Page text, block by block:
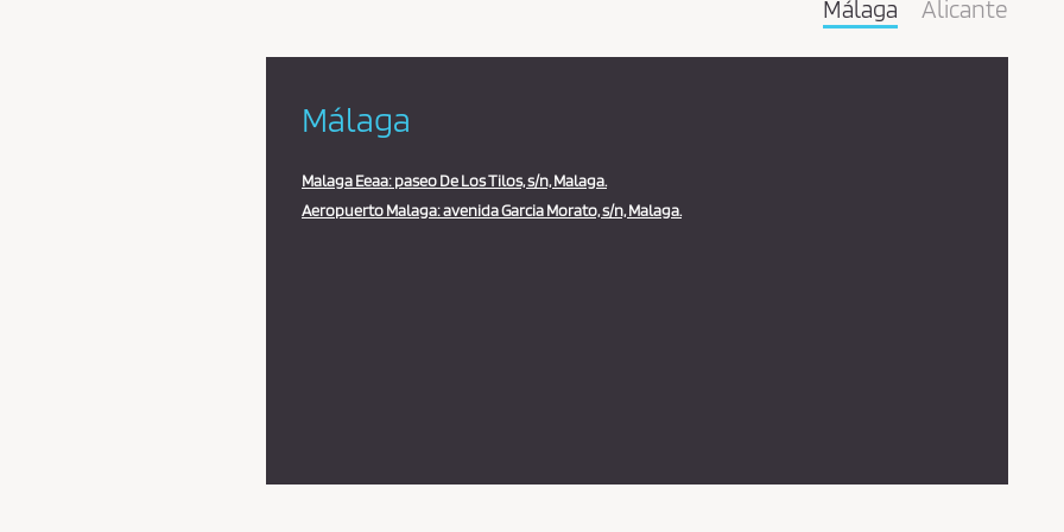
Málaga Alicante
Málaga
Malaga Eeaa: paseo De Los Tilos, s/n, Malaga.
Aeropuerto Malaga: avenida Garcia Morato, s/n, Malaga.